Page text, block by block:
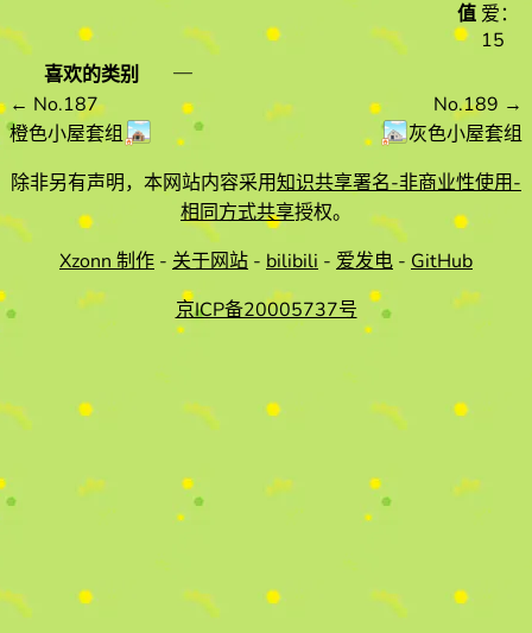
值爱：
15
喜欢的类别
—
← No.187
橙色小屋套组
No.189 →
灰色小屋套组
除非另有声明，本网站内容采用知识共享署名-非商业性使用-
相同方式共享授权。
Xzonn 制作 - 关于网站 - bilibili - 爱发电 - GitHub
京ICP备20005737号